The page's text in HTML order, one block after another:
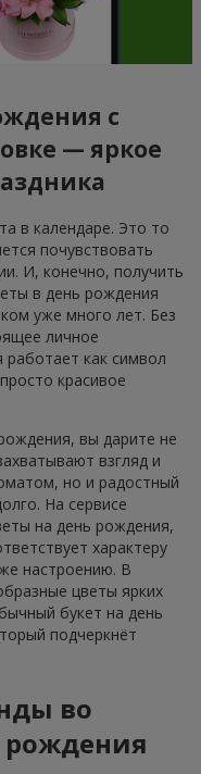
с
— яркое
в календаре. Это то
почувствовать
И, конечно, получить
в день рождения
уже много лет. Без
личное
как символ
красивое
вы дарите не
взгляд и
но и радостный
На сервисе
на день рождения,
характеру
настроению. В
цветы ярких
букет на день
подчеркнёт
во